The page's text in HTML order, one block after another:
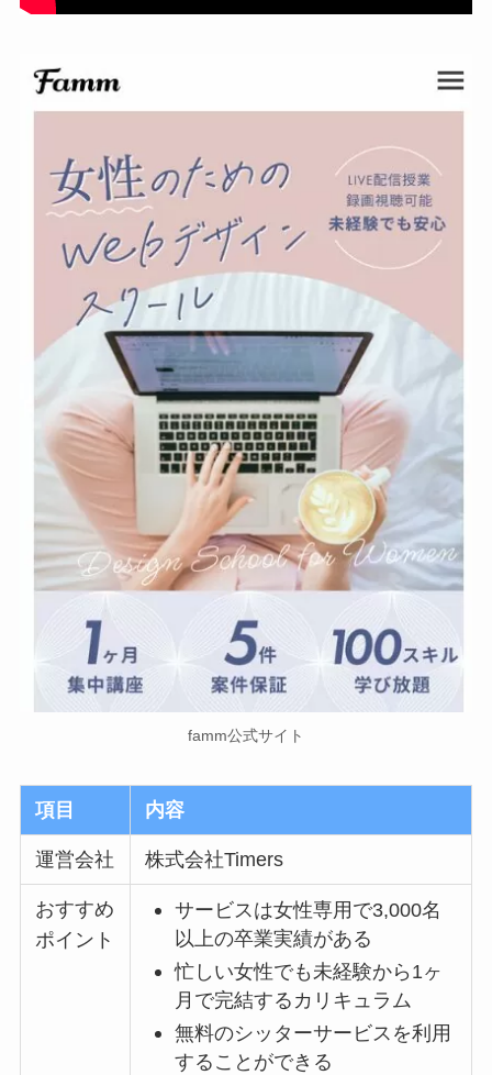
famm公式サイト
項目 内容
運営会社 株式会社Timers
おすすめ
ポイント
サービスは女性専用で3,000名
以上の卒業実績がある
忙しい女性でも未経験から1ヶ
月で完結するカリキュラム
無料のシッターサービスを利用
することができる